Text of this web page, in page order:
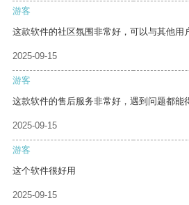
游客
这款软件的社区氛围非常好，可以与其他用
2025-09-15
游客
这款软件的售后服务非常好，遇到问题都能
2025-09-15
游客
这个软件很好用
2025-09-15